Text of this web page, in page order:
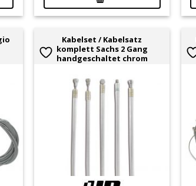
Kabelset / Kabelsatz
komplett Sachs 2 Gang
handgeschaltet chrom